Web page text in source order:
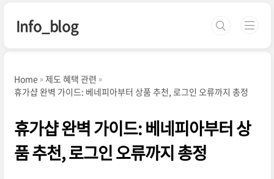
Info_blog
Home
제도 혜택 관련
휴가샵 완벽 가이드: 베네피아부터 상품 추천, 로그인 오류까지 총정
휴가샵 완벽 가이드: 베네피아부터 상
품 추천, 로그인 오류까지 총정